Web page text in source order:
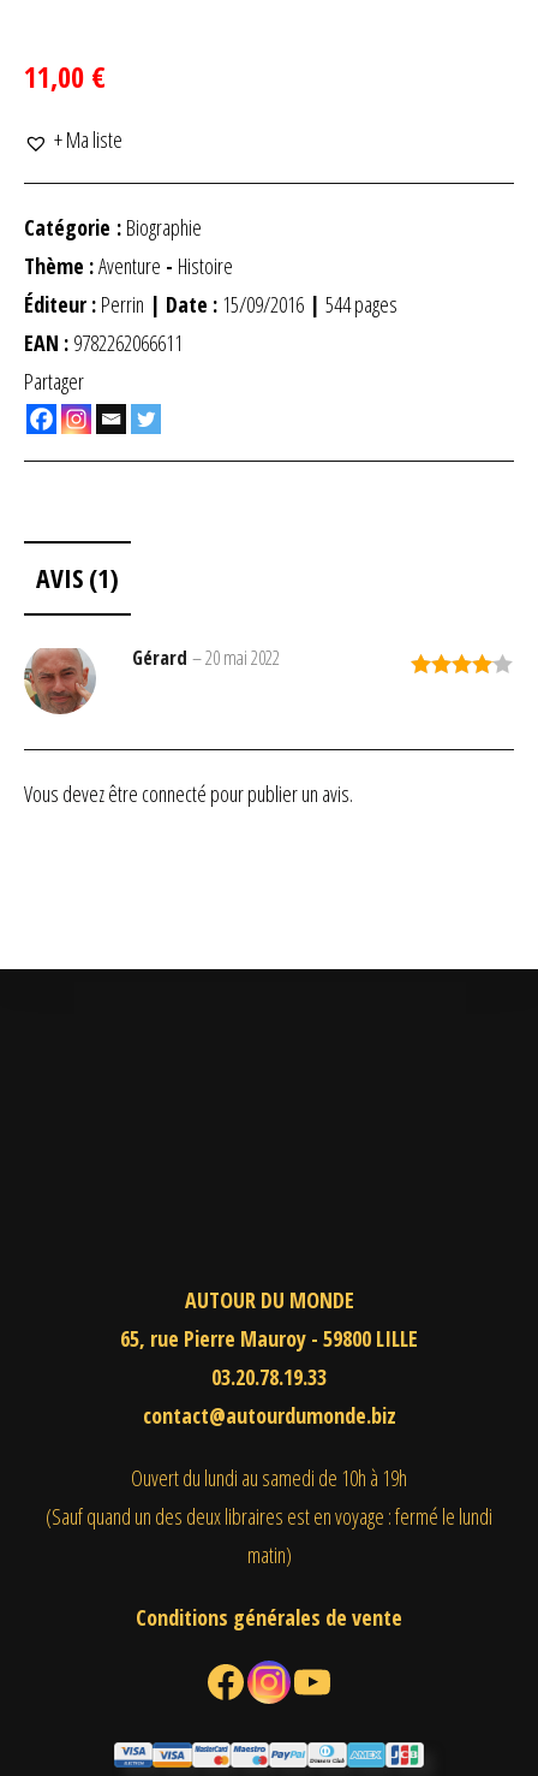
11,00 €
+ Ma liste
Catégorie : Biographie
Thème :Aventure - Histoire
Éditeur : Perrin | Date : 15/09/2016 | 544 pages
EAN : 9782262066611
Partager
AVIS (1)
Gérard –20 mai 2022
Vous devez être connecté pour publier un avis.
AUTOUR DU MONDE
65, rue Pierre Mauroy - 59800 LILLE
03.20.78.19.33
contact@autourdumonde.biz
Ouvert du lundi au samedi de 10h à 19h
(Sauf quand un des deux libraires est en voyage : fermé le lundi
matin)
Conditions générales de vente
Facebook Instagram YouTube